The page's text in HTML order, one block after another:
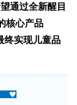
通过全新醒目
核心产品
终实现儿童品